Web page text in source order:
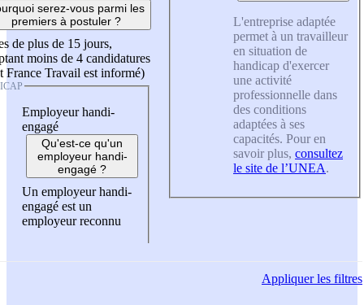
serez-vous parmi les
premiers à postuler ?
de plus de 15 jours,
moins de 4 candidatures
France Travail est informé)
Employeur handi-
engagé
Qu'est-ce qu'un
employeur handi-
engagé ?
Un employeur handi-
engagé est un
employeur reconnu
L'entreprise adaptée
permet à un travailleur
en situation de
handicap d'exercer
une activité
professionnelle dans
des conditions
adaptées à ses
capacités. Pour en
savoir plus, consultez
le site de l’UNEA.
Appliquerles filtres